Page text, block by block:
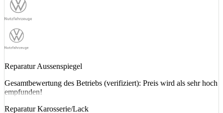
Reparatur Aussenspiegel
Gesamtbewertung des Betriebs (verifiziert): Preis wird als sehr hoch
empfunden!
Reparatur Karosserie/Lack